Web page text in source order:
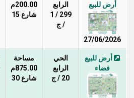
أرض للبيع
27/06/2026
الرابع
299 / 1
/ ج
200.00م
شارع 15
أرض للبيع
فضاء
الحي
الرابع
20 / ج
مساحة
875.00م
شارع 30